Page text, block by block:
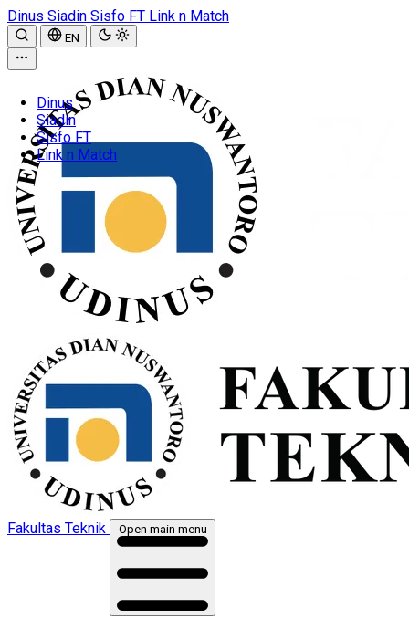
Dinus Siadin Sisfo FT Link n Match
EN
Dinus
Siadin
Sisfo FT
Link n Match
Fakultas Teknik Open main menu